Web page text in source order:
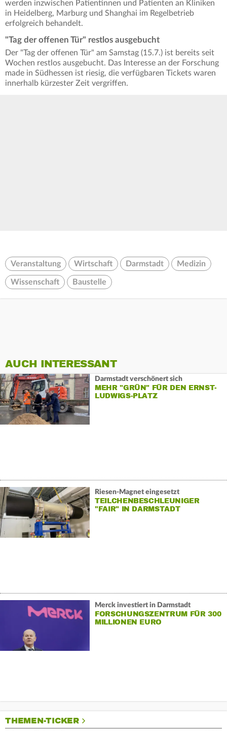
werden inzwischen Patientinnen und Patienten an Kliniken
in Heidelberg, Marburg und Shanghai im Regelbetrieb
erfolgreich behandelt.
"Tag der offenen Tür" restlos ausgebucht
Der "Tag der offenen Tür" am Samstag (15.7.) ist bereits seit
Wochen restlos ausgebucht. Das Interesse an der Forschung
made in Südhessen ist riesig, die verfügbaren Tickets waren
innerhalb kürzester Zeit vergriffen.
Veranstaltung Wirtschaft Darmstadt Medizin
Wissenschaft Baustelle
AUCH INTERESSANT
Darmstadt verschönert sich
MEHR "GRÜN" FÜR DEN ERNST-
LUDWIGS-PLATZ
Riesen-Magnet eingesetzt
TEILCHENBESCHLEUNIGER
"FAIR" IN DARMSTADT
Merck investiert in Darmstadt
FORSCHUNGSZENTRUM FÜR 300
MILLIONEN EURO
THEMEN-TICKER